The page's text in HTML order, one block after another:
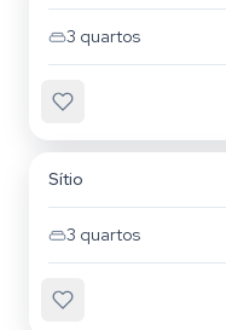
3 quartos
Sítio
3 quartos